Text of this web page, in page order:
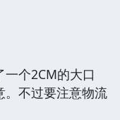
个2CM的大口
。不过要注意物流